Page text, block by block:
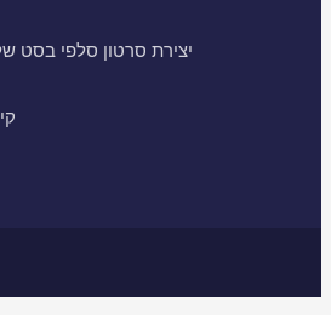
יצירת סרטון סלפי בסט